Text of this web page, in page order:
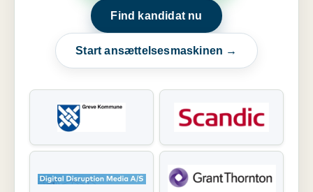
Find kandidat nu
Start ansættelsesmaskinen →